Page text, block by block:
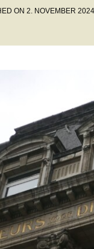
ON 2. NOVEMBER 2024